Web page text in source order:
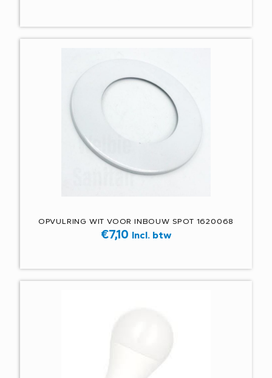
OPVULRING WIT VOOR INBOUW SPOT 1620068
€7,10 Incl. btw